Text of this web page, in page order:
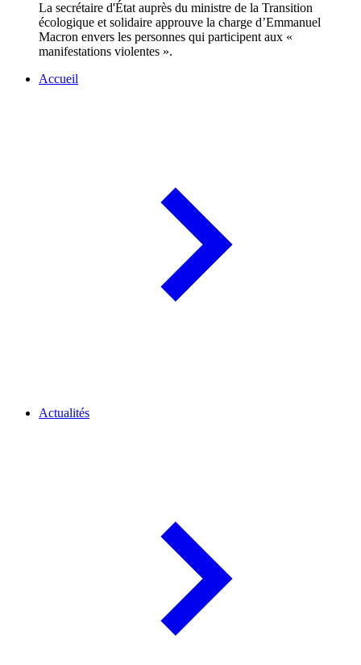
La secrétaire d'État auprès du ministre de la Transition
écologique et solidaire approuve la charge d’Emmanuel
Macron envers les personnes qui participent aux «
manifestations violentes ».
Accueil
Actualités